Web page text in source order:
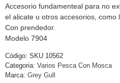
Accesorio fundamenteal para no
el alicate u otros accesorios, como
Con prendedor.
Modelo 7904
Código: SKU 10562
Categoria: Varios Pesca Con Mosca
Marca: Grey Gull